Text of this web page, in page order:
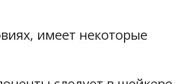
имеет некоторые